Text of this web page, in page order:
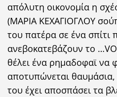
απόλυτη οικονομία η
(ΜΑΡΙΑ ΚΕΧΑΓΙΟΓΛΟΥ
του πατέρα σε ένα σπίτι
ανεβοκατεβάζουν το
θέλει ένα ρημαδοφαϊ να
αποτυπώνεται
του έχει αποσπάσει τα